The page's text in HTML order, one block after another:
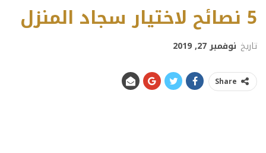
Previous Next
5 نصائح لاختيار سجاد المنزل
تاريخ نوفمبر 27, 2019
Share